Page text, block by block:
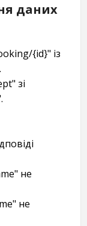
даних
{id}" із
зі
не
не